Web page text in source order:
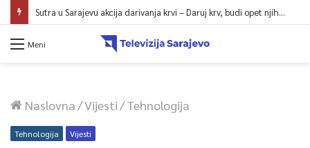
Sutra u Sarajevu akcija darivanja krvi – Daruj krv, budi opet njihov heroj
Meni
Naslovna/Vijesti/Tehnologija
Tehnologija Vijesti